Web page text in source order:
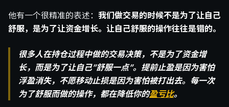
他有一个很精准的表述： 我们做交易的时候不是为了让自己
舒服，是为了让资金增长。让自己舒服的操作往往是错的。
很多人在持仓过程中做的交易决策，不是为了资金增
长，而是为了让自己”舒服一点”。提前止盈是因为害怕
浮盈消失，不愿移动止损是因为害怕被打出去。每一次
为了舒服而做的操作，都在降低你的盈亏比。